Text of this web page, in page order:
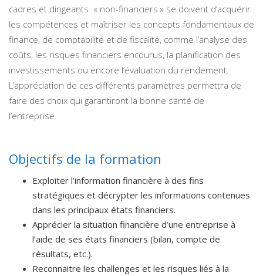
cadres et dirigeants « non-financiers » se doivent d’acquérir
les compétences et maîtriser les concepts fondamentaux de
finance, de comptabilité et de fiscalité, comme l’analyse des
coûts, les risques financiers encourus, la planification des
investissements ou encore l’évaluation du rendement.
L’appréciation de ces différents paramètres permettra de
faire des choix qui garantiront la bonne santé de
l’entreprise.
Objectifs de la formation
Exploiter l’information financière à des fins
stratégiques et décrypter les informations contenues
dans les principaux états financiers.
Apprécier la situation financière d’une entreprise à
l’aide de ses états financiers (bilan, compte de
résultats, etc.).
Reconnaitre les challenges et les risques liés à la